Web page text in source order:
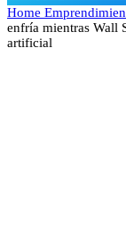
Home
enfría mientras Wall
artificial